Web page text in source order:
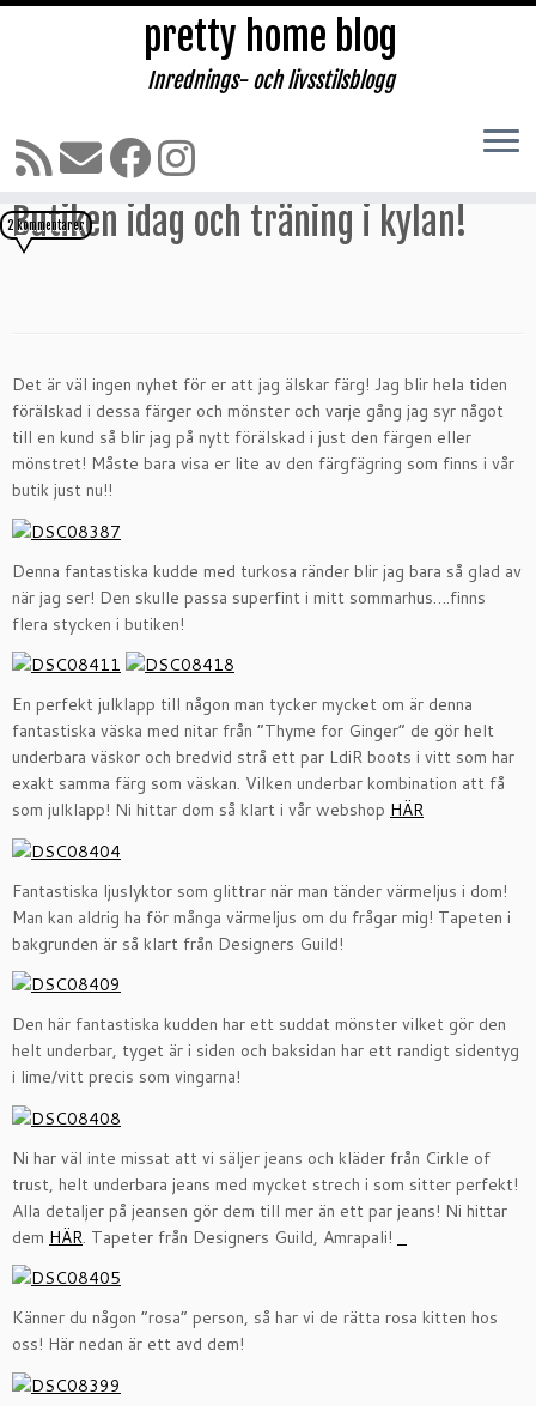
Hoppa
till
pretty home blog
Inrednings- och livsstilsblogg
Hem » Kategorier » Butiken idag och träning i kylan!
Butiken idag och träning i kylan!
2 kommentarer
Det är väl ingen nyhet för er att jag älskar färg! Jag blir hela tiden
förälskad i dessa färger och mönster och varje gång jag syr något
till en kund så blir jag på nytt förälskad i just den färgen eller
mönstret! Måste bara visa er lite av den färgfägring som finns i vår
butik just nu!!
Denna fantastiska kudde med turkosa ränder blir jag bara så glad av
när jag ser! Den skulle passa superfint i mitt sommarhus….finns
flera stycken i butiken!
En perfekt julklapp till någon man tycker mycket om är denna
fantastiska väska med nitar från ”Thyme for Ginger” de gör helt
underbara väskor och bredvid strå ett par LdiR boots i vitt som har
exakt samma färg som väskan. Vilken underbar kombination att få
som julklapp! Ni hittar dom så klart i vår webshop HÄR
Fantastiska ljuslyktor som glittrar när man tänder värmeljus i dom!
Man kan aldrig ha för många värmeljus om du frågar mig! Tapeten i
bakgrunden är så klart från Designers Guild!
Den här fantastiska kudden har ett suddat mönster vilket gör den
helt underbar, tyget är i siden och baksidan har ett randigt sidentyg
i lime/vitt precis som vingarna!
Ni har väl inte missat att vi säljer jeans och kläder från Cirkle of
trust, helt underbara jeans med mycket strech i som sitter perfekt!
Alla detaljer på jeansen gör dem till mer än ett par jeans! Ni hittar
dem HÄR. Tapeter från Designers Guild, Amrapali!
Känner du någon ”rosa” person, så har vi de rätta rosa kitten hos
oss! Här nedan är ett avd dem!